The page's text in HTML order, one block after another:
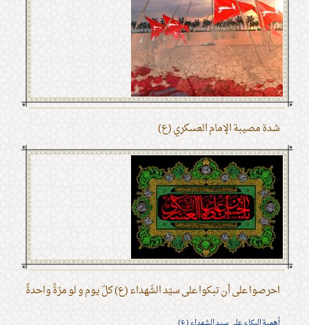
شدة مصيبة الإمام العسكري (ع)
احرصوا على أن تبكوا على سيّد الشّهداء (ع) كلّ يوم و لو مرّةً واحدةً